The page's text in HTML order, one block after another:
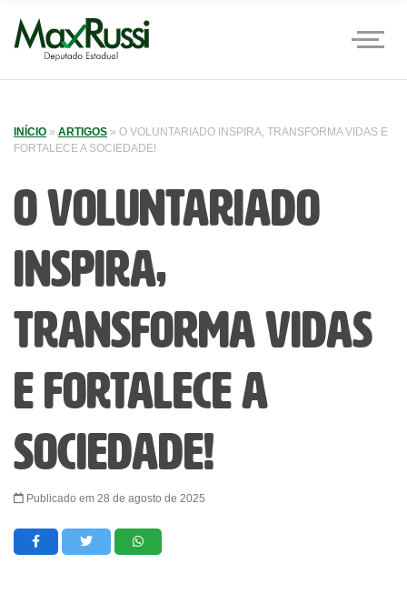
INÍCIO » ARTIGOS » O VOLUNTARIADO INSPIRA, TRANSFORMA VIDAS E
FORTALECE A SOCIEDADE!
O voluntariado
inspira,
transforma vidas
e fortalece a
sociedade!
Publicado em 28 de agosto de 2025